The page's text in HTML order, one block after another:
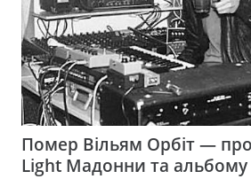
Помер Вільям Орбіт —
Light Мадонни та альбому